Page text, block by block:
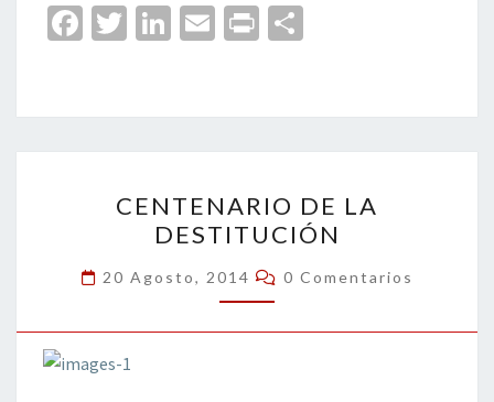
Fa
o
o
T
er
Li
dI
n
E
l
Pr
p
ar
tir
DE
LA
DESTITUCIÓN
CENTENARIO DE LA
DESTITUCIÓN
20 Agosto, 2014 Comentarios
0 Comentarios